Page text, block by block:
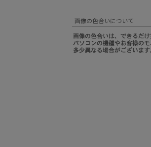
画像の色合いについて